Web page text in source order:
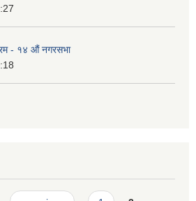
- १४ औं नगरसभा